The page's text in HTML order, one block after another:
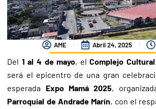
AME Abril 24, 2025
Del 1 al 4 de mayo, elComplejo
será el epicentro de una gran
esperada Expo Mamá 2025,
Parroquial de Andrade Marín, con el